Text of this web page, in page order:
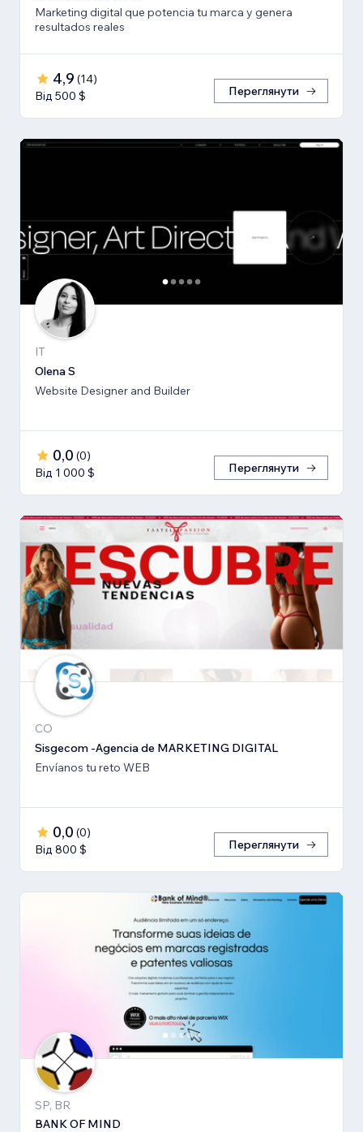
Marketing digital que potencia tu marca y genera
resultados reales
4,9 (14)
Від 500 $
Переглянути
IT
Olena S
Website Designer and Builder
0,0 (0)
Від 1 000 $
Переглянути
CO
Sisgecom -Agencia de MARKETING DIGITAL
Envíanos tu reto WEB
0,0 (0)
Від 800 $
Переглянути
SP, BR
BANK OF MIND